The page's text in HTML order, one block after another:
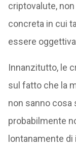
criptovalute,
concreta in cui
essere
Innanzitutto, le
sul fatto che la
non sanno cosa
probabilmente
lontanamente